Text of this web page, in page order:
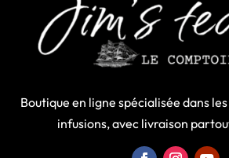
Boutique en ligne spécialisée dans
infusions, avec livraison